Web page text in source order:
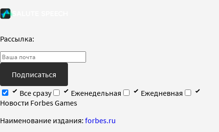
Рассылка:
Подписаться
Все сразу
Еженедельная
Ежедневная
Новости Forbes Games
Наименование издания: forbes.ru